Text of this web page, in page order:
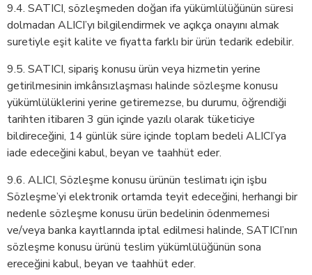
9.4. SATICI, sözleşmeden doğan ifa yükümlülüğünün süresi
dolmadan ALICI’yı bilgilendirmek ve açıkça onayını almak
suretiyle eşit kalite ve fiyatta farklı bir ürün tedarik edebilir.
9.5. SATICI, sipariş konusu ürün veya hizmetin yerine
getirilmesinin imkânsızlaşması halinde sözleşme konusu
yükümlülüklerini yerine getiremezse, bu durumu, öğrendiği
tarihten itibaren 3 gün içinde yazılı olarak tüketiciye
bildireceğini, 14 günlük süre içinde toplam bedeli ALICI’ya
iade edeceğini kabul, beyan ve taahhüt eder.
9.6. ALICI, Sözleşme konusu ürünün teslimatı için işbu
Sözleşme’yi elektronik ortamda teyit edeceğini, herhangi bir
nedenle sözleşme konusu ürün bedelinin ödenmemesi
ve/veya banka kayıtlarında iptal edilmesi halinde, SATICI’nın
sözleşme konusu ürünü teslim yükümlülüğünün sona
ereceğini kabul, beyan ve taahhüt eder.